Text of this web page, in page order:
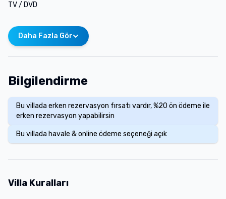
TV / DVD
Daha Fazla Gör
Bilgilendirme
Bu villada erken rezervasyon fırsatı vardır, %20 ön ödeme ile
erken rezervasyon yapabilirsin
Bu villada havale & online ödeme seçeneği açık
Villa Kuralları